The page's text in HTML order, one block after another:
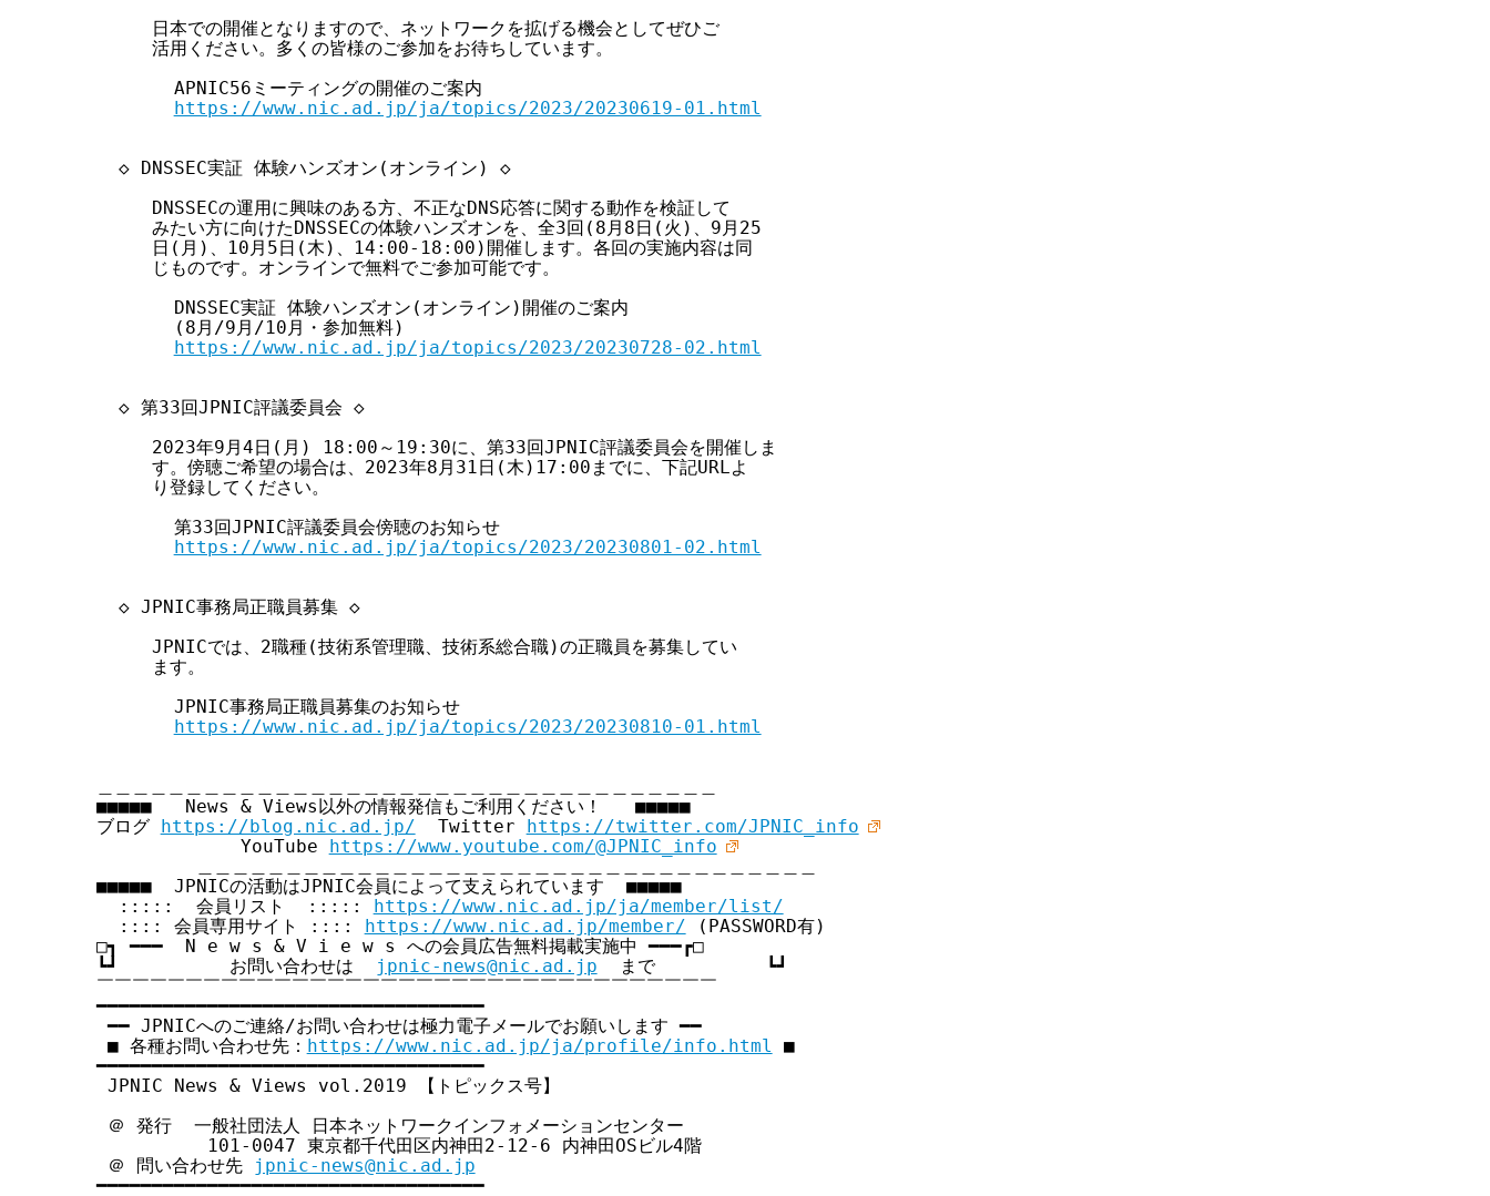
     日本での開催となりますので、ネットワークを拡げる機会としてぜひご
     活用ください。多くの皆様のご参加をお待ちしています。
       APNIC56ミーティングの開催のご案内
https://www.nic.ad.jp/ja/topics/2023/20230619-01.html
  ◇ DNSSEC実証 体験ハンズオン(オンライン) ◇
     DNSSECの運用に興味のある方、不正なDNS応答に関する動作を検証して
     みたい方に向けたDNSSECの体験ハンズオンを、全3回(8月8日(火)、9月25
     日(月)、10月5日(木)、14:00-18:00)開催します。各回の実施内容は同
     じものです。オンラインで無料でご参加可能です。
       DNSSEC実証 体験ハンズオン(オンライン)開催のご案内
       (8月/9月/10月・参加無料)
https://www.nic.ad.jp/ja/topics/2023/20230728-02.html
  ◇ 第33回JPNIC評議委員会 ◇
     2023年9月4日(月) 18:00～19:30に、第33回JPNIC評議委員会を開催しま
     す。傍聴ご希望の場合は、2023年8月31日(木)17:00までに、下記URLよ
     り登録してください。
       第33回JPNIC評議委員会傍聴のお知らせ
https://www.nic.ad.jp/ja/topics/2023/20230801-02.html
  ◇ JPNIC事務局正職員募集 ◇
     JPNICでは、2職種(技術系管理職、技術系総合職)の正職員を募集してい
     ます。
       JPNIC事務局正職員募集のお知らせ
https://www.nic.ad.jp/ja/topics/2023/20230810-01.html
■■■■■   News & Views以外の情報発信もご利用ください！   ■■■■■
ブログ https://blog.nic.ad.jp/
  Twitter
https://twitter.com/JPNIC_info
             YouTube
https://www.youtube.com/@JPNIC_info
■■■■■  JPNICの活動はJPNIC会員によって支えられています  ■■■■■
  :::::  会員リスト  :::::
https://www.nic.ad.jp/ja/member/list/
  :::: 会員専用サイト ::::
https://www.nic.ad.jp/member/ (PASSWORD有)
□┓ ━━━  N e w s & V i e w s への会員広告無料掲載実施中 ━━━┏□
┗┛          お問い合わせは
jpnic-news@nic.ad.jp
  まで          ┗┛
￣￣￣￣￣￣￣￣￣￣￣￣￣￣￣￣￣￣￣￣￣￣￣￣￣￣￣￣￣￣￣￣￣￣￣
━━━━━━━━━━━━━━━━━━━━━━━━━━━━━━━━━━━
━━ JPNICへのご連絡/お問い合わせは極力電子メールでお願いします ━━
■ 各種お問い合わせ先： https://www.nic.ad.jp/ja/profile/info.html ■
━━━━━━━━━━━━━━━━━━━━━━━━━━━━━━━━━━━
JPNIC News & Views vol.2019 【トピックス号】
＠ 発行  一般社団法人 日本ネットワークインフォメーションセンター
          101-0047 東京都千代田区内神田2-12-6 内神田OSビル4階
＠ 問い合わせ先
jpnic-news@nic.ad.jp
━━━━━━━━━━━━━━━━━━━━━━━━━━━━━━━━━━━